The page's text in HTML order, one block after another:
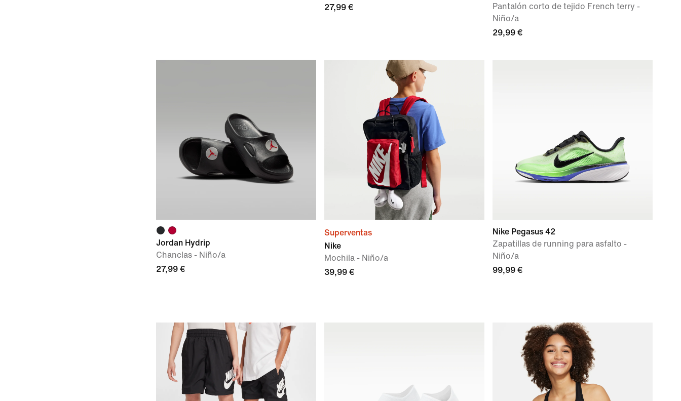
27,99 €
Pantalón corto de tejido French terry -
Niño/a
29,99 €
Jordan Hydrip
Chanclas - Niño/a
27,99 €
Superventas
Nike
Mochila - Niño/a
39,99 €
Nike Pegasus 42
Zapatillas de running para asfalto -
Niño/a
99,99 €